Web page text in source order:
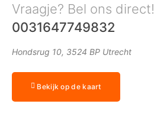
Vraagje? Bel ons direct!
0031647749832
Hondsrug 10, 3524 BP Utrecht
Bekijk op de kaart